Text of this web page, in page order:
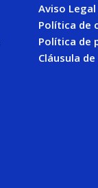
Aviso Legal
Política de
Política de
Cláusula